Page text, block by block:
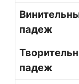
падеж
падеж